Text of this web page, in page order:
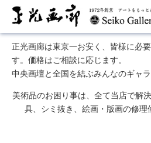
正光画廊は東京一お安く、皆様に必
す。価格はご相談に応じます。
中央画壇と全国を結ぶみんなのギャラ
美術品のお困り事は、全て当店で解
具、シミ抜き、絵画・版画の修理